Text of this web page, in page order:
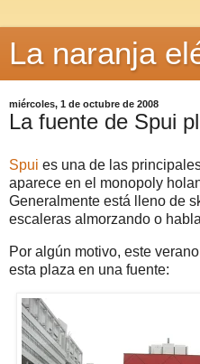
La naranja
miércoles, 1 de octubre de 2008
La fuente de Spui
Spui es una de las
aparece en el monopoly
Generalmente está lleno de
escaleras almorzando o
Por algún motivo, este
esta plaza en una fuente: